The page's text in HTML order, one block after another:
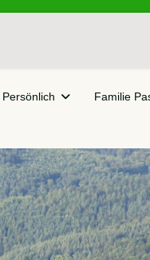
Persönlich Familie